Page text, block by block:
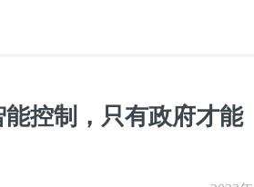
控制，只有政府才能